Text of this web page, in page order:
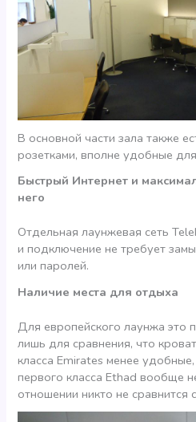
В основной части зала также
розетками, вполне удобные
Быстрый Интернет и
него
Отдельная лаунжевая сеть
и подключение не требует
или паролей.
Наличие места для отдыха
Для европейского лаунжа это
лишь для сравнения, что
класса Emirates менее
первого класса Ethad вообще
отношении никто не сравнится